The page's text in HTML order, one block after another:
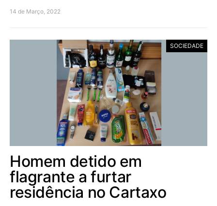
14 de Março, 2022
SOCIEDADE
Homem detido em
flagrante a furtar
residência no Cartaxo